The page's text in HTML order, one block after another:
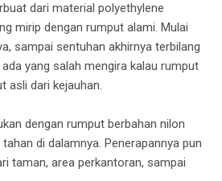
dari material polyethylene
mirip dengan rumput alami. Mulai
sampai sentuhan akhirnya terbilang
yang salah mengira kalau rumput
asli dari kejauhan.
dengan rumput berbahan nilon
di dalamnya. Penerapannya pun
taman, area perkantoran, sampai